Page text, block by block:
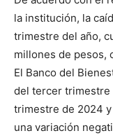
la institución, la
trimestre del año,
millones de pesos,
El Banco del
del tercer trimestre
trimestre de 2024
una variación